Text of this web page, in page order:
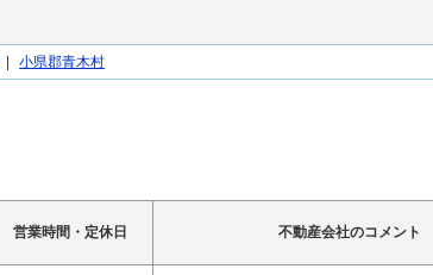
| 小県郡青木村
営業時間・定休日 不動産会社のコメント